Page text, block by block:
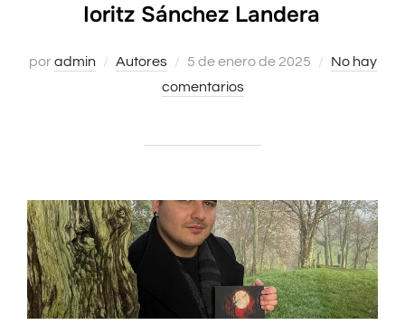
Ioritz Sánchez Landera
poradmin Autores
Publicado
el
5 de enero de 2025
No hay
comentarios